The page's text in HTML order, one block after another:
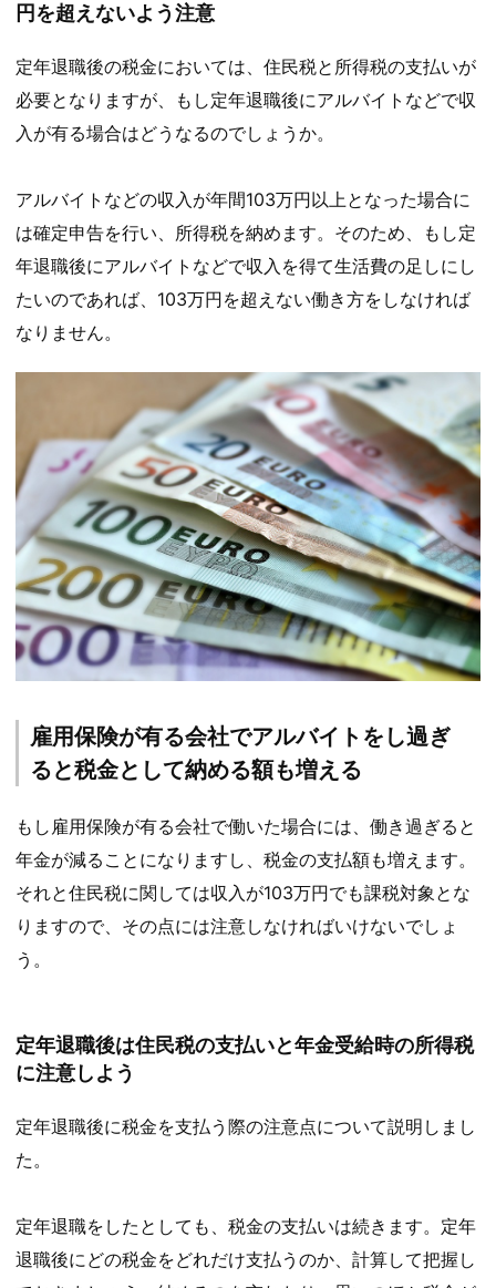
円を超えないよう注意
定年退職後の税金においては、住民税と所得税の支払いが
必要となりますが、もし定年退職後にアルバイトなどで収
入が有る場合はどうなるのでしょうか。
アルバイトなどの収入が年間103万円以上となった場合に
は確定申告を行い、所得税を納めます。そのため、もし定
年退職後にアルバイトなどで収入を得て生活費の足しにし
たいのであれば、103万円を超えない働き方をしなければ
なりません。
雇用保険が有る会社でアルバイトをし過ぎ
ると税金として納める額も増える
もし雇用保険が有る会社で働いた場合には、働き過ぎると
年金が減ることになりますし、税金の支払額も増えます。
それと住民税に関しては収入が103万円でも課税対象とな
りますので、その点には注意しなければいけないでしょ
う。
定年退職後は住民税の支払いと年金受給時の所得税
に注意しよう
定年退職後に税金を支払う際の注意点について説明しまし
た。
定年退職をしたとしても、税金の支払いは続きます。定年
退職後にどの税金をどれだけ支払うのか、計算して把握し